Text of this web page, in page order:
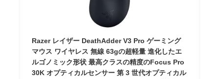
Razer レイザー DeathAdder V3 Pro ゲーミング
マウス ワイヤレス 無線 63gの超軽量 進化したエ
ルゴノミック形状 最高クラスの精度のFocus Pro
30K オプティカルセンサー 第 3 世代オプティカル